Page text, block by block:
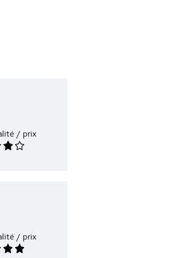
/ prix
/ prix